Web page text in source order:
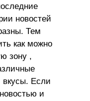
новостей
Тем
как можно
зону ,
вкусы. Если
и